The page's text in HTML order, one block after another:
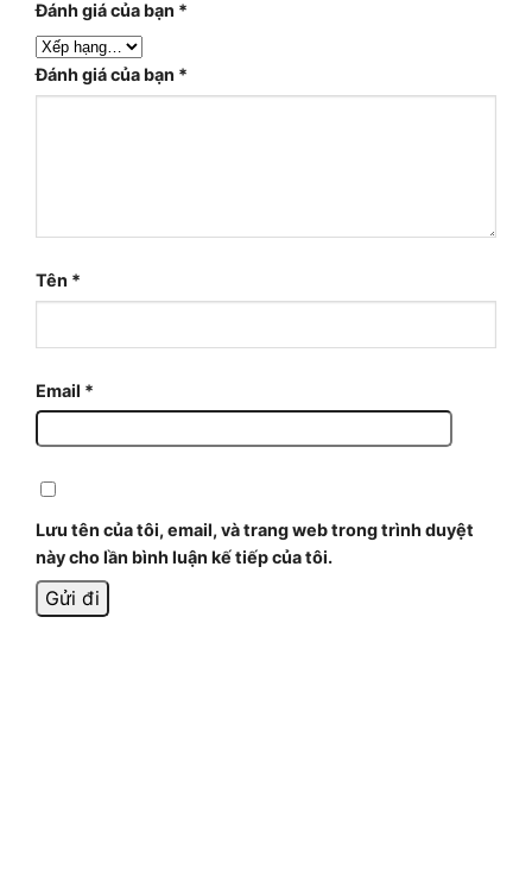
Đánh giá của bạn *
Đánh giá của bạn *
Tên *
Email *
Lưu tên của tôi, email, và trang web trong trình duyệt
này cho lần bình luận kế tiếp của tôi.